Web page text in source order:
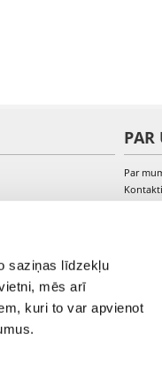
saziņas līdzekļu
mēs arī
kuri to var apvienot
PAR
Par
Kontakti